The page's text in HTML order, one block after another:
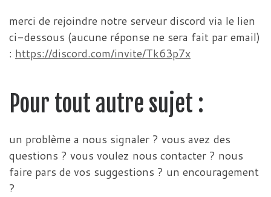
merci de rejoindre notre serveur discord via le lien
ci-dessous (aucune réponse ne sera fait par email)
: https://discord.com/invite/Tk63p7x
Pour tout autre sujet :
un problème a nous signaler ? vous avez des
questions ? vous voulez nous contacter ? nous
faire pars de vos suggestions ? un encouragement
?